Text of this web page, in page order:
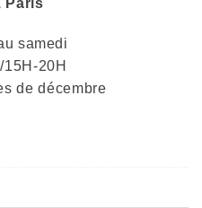
Paris
samedi
15H-20H
de décembre